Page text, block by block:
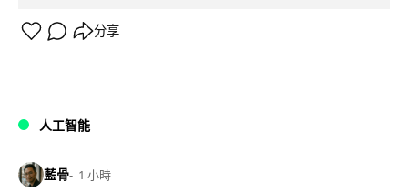
分享
人工智能
藍骨 1 小時